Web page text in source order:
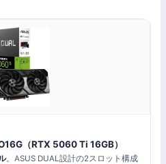
（RTX 5060 Ti 16GB）
。ASUS DUAL設計の2スロット構成